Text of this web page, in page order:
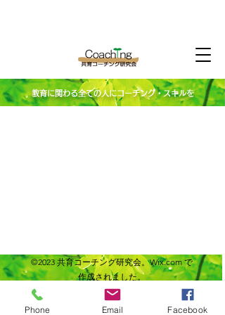
教育に関わる全ての人にコーチング・スキルを
©2023 共育コーチング研究会。Wix.com で
作成されました。
Phone Email Facebook